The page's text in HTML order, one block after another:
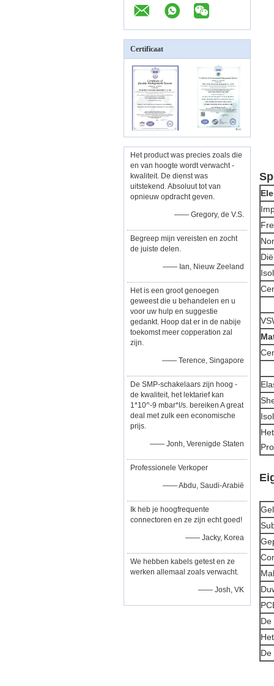
Certificaat
Het product was precies zoals die
en van hoogte wordt verwacht -
kwaliteit. De dienst was
uitstekend. Absoluut tot van
opnieuw opdracht geven.
—— Gregory, de V.S.
Begreep mijn vereisten en zocht
de juiste delen.
—— Ian, Nieuw Zeeland
Het is een groot genoegen
geweest die u behandelen en u
voor uw hulp en suggestie
gedankt. Hoop dat er in de nabije
toekomst meer copperation zal
zijn.
—— Terence, Singapore
De SMP-schakelaars zijn hoog -
de kwaliteit, het lektarief kan
1*10^-9 mbar*l/s. bereiken A great
deal met zulk een economische
prijs.
—— Jonh, Verenigde Staten
Professionele Verkoper
—— Abdu, Saudi-Arabië
Ik heb je hoogfrequente
connectoren en ze zijn echt goed!
—— Jacky, Korea
We hebben kabels getest en ze
werken allemaal zoals verwacht.
—— Josh, VK
De
De